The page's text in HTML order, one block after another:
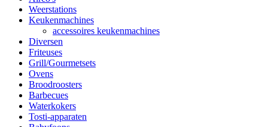
Weerstations
Keukenmachines
accessoires keukenmachines
Diversen
Friteuses
Grill/Gourmetsets
Ovens
Broodroosters
Barbecues
Waterkokers
Tosti-apparaten